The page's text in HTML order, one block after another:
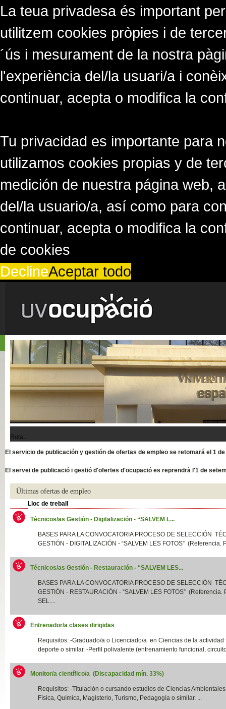
La teua privadesa és important
utilitzem cookies pròpies i de
´ús i mesurament de la nostra
l'experiència del/la usuari/a i
continuar, acepta o modifica la
Tu privacidad es importante para
utilizamos cookies propias y de
medición de nuestra página web,
del/la usuario/a, así como para
continuar, acepta o modifica la
de cookies
DeclineAceptar todo
Ruta..
El servicio de publicación y gestión de ofertas de empleo se retomará el 1
El servei de publicació i gestió d'ofertes d'ocupació es reprendrà l'1 de
Últimas ofertas de empleo
Lloc de treball
Técnicos/as Gestión - Digitalización - “SALVEM L...
BASES PARA LA CONVOCATORIA PROCESO DE SELECCIÓN
GESTIÓN - DIGITALIZACIÓN - “SALVEM LES FOTOS” (Referencia.
Técnicos/as Gestión - Restauración - “SALVEM LES...
BASES PARA LA CONVOCATORIA PROCESO DE SELECCIÓN
GESTIÓN - RESTAURACIÓN - “SALVEM LES FOTOS” (Referencia.
SEL....
Entrenador/a clases dirigidas
Requisitos: -Graduado/a o Licenciado/a en Ciencias de la actividad
deporte o similar. -Perfil polivalente (entrenamiento funcional,
Monitor/a científico/a (Discapacidad mín. 33%)
Requisitos: -Titulación o cursando estudios de Ciencias
Física, Química, Magisterio, Turismo, Pedagogía o similar. ...